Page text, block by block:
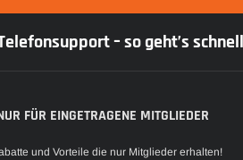
– so geht’s
FÜR EINGETRAGENE MITGLIEDER
und Vorteile die nur Mitglieder erhalten!